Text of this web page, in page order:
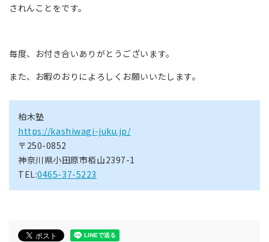
されんことをです。
毎度、お付き合いありがとうございます。
また、お暇のおりによろしくお願いいたします。
柏木塾
https://kashiwagi-juku.jp/
〒250-0852
神奈川県小田原市栢山2397-1
TEL:0465-37-5223